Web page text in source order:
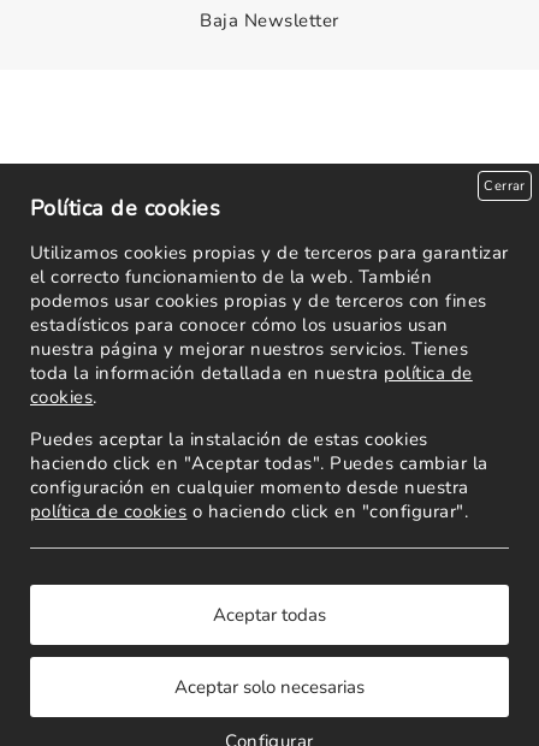
Baja Newsletter
Cerrar
Política de cookies
Utilizamos cookies propias y de terceros para garantizar
el correcto funcionamiento de la web. También
podemos usar cookies propias y de terceros con fines
estadísticos para conocer cómo los usuarios usan
nuestra página y mejorar nuestros servicios. Tienes
toda la información detallada en nuestra política de
cookies.
Puedes aceptar la instalación de estas cookies
haciendo click en "Aceptar todas". Puedes cambiar la
configuración en cualquier momento desde nuestra
política de cookies o haciendo click en "configurar".
Configurar